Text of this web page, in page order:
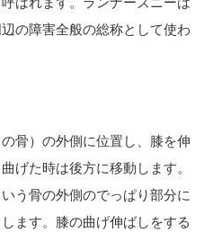
の障害全般の総称として使わ
骨）の外側に位置し、膝を伸
げた時は後方に移動します。
う骨の外側のでっぱり部分に
ます。膝の曲げ伸ばしをする